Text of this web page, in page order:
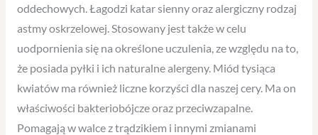
oddechowych. Łagodzi katar sienny oraz alergiczny rodzaj
astmy oskrzelowej. Stosowany jest także w celu
uodpornienia się na określone uczulenia, ze względu na to,
że posiada pyłki i ich naturalne alergeny. Miód tysiąca
kwiatów ma również liczne korzyści dla naszej cery. Ma on
właściwości bakteriobójcze oraz przeciwzapalne.
Pomagają w walce z trądzikiem i innymi zmianami